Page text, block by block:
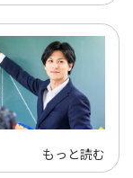
もっと読む